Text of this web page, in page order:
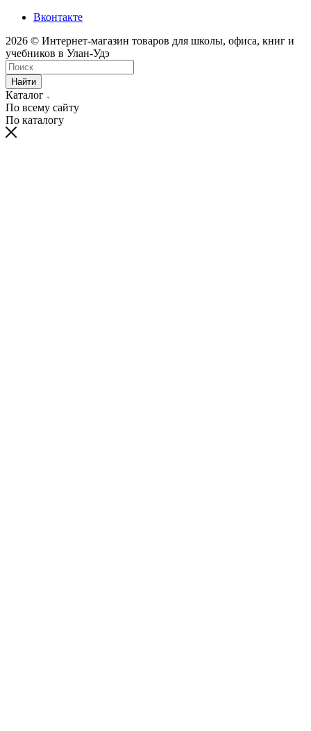
Вконтакте
2026 © Интернет-магазин товаров для школы, офиса, книг и
учебников в Улан-Удэ
Найти
Каталог
По всему сайту
По каталогу